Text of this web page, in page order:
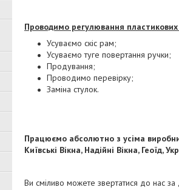
Проводимо регулювання пластикових
Усуваємо скіс рам;
Усуваємо туге повертання ручки;
Продування;
Проводимо перевірку;
Заміна стулок.
Працюємо абсолютно з усіма
Київські Вікна, Надійні Вікна, Геоїд,
Ви сміливо можете звертатися до нас